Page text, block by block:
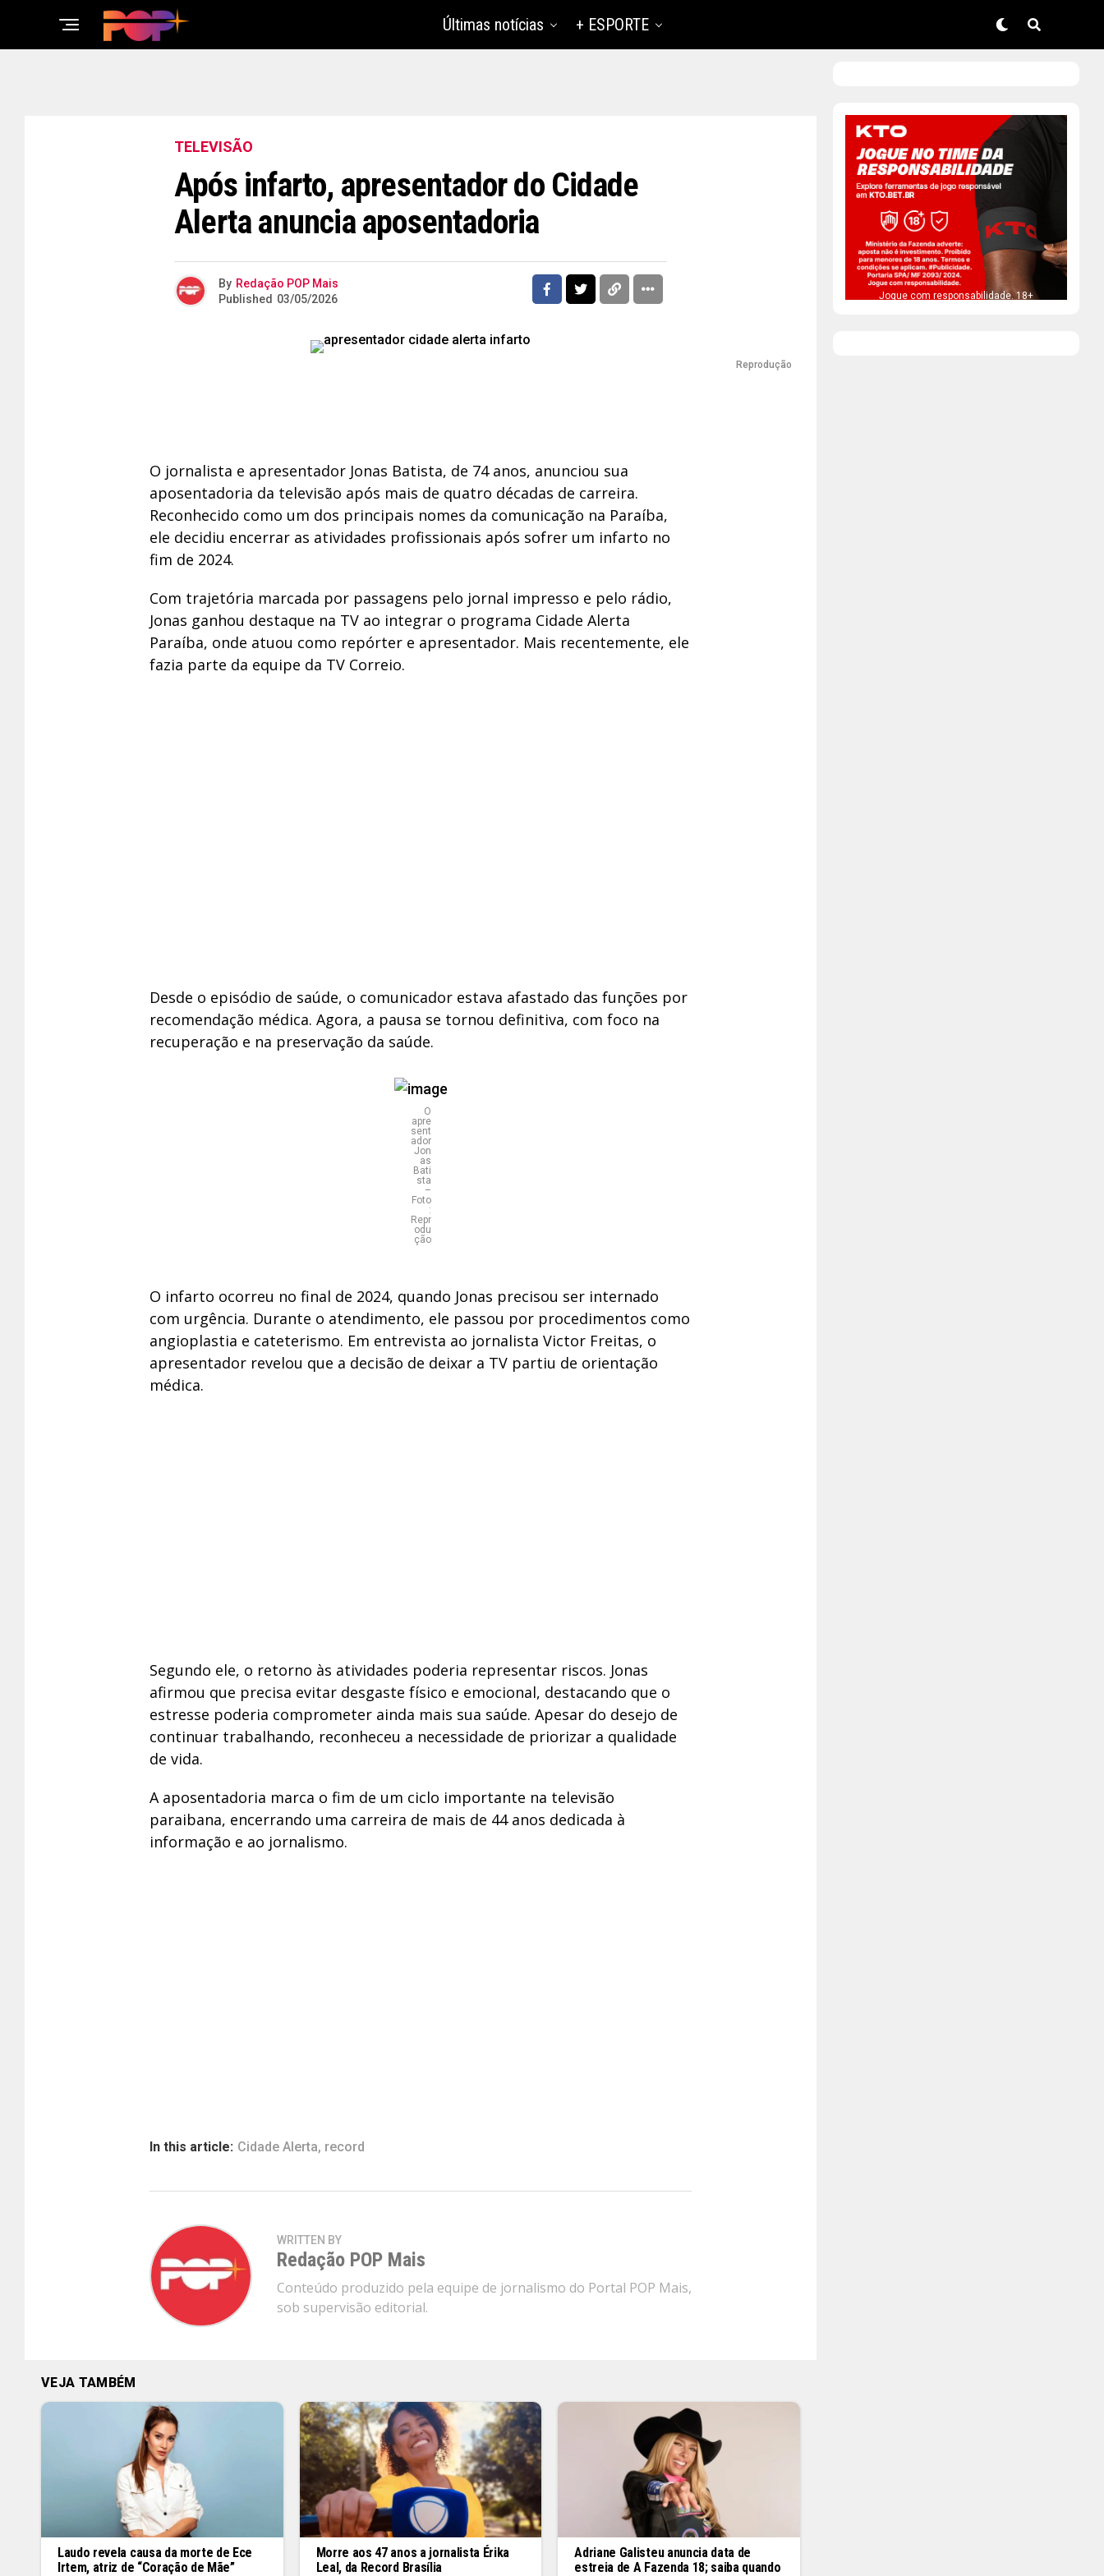
Últimas notícias + ESPORTE
TELEVISÃO
Após infarto, apresentador do Cidade
Alerta anuncia aposentadoria
By Redação POP Mais
Published 03/05/2026
Reprodução
O jornalista e apresentador Jonas Batista, de 74 anos, anunciou sua
aposentadoria da televisão após mais de quatro décadas de carreira.
Reconhecido como um dos principais nomes da comunicação na Paraíba,
ele decidiu encerrar as atividades profissionais após sofrer um infarto no
fim de 2024.
Com trajetória marcada por passagens pelo jornal impresso e pelo rádio,
Jonas ganhou destaque na TV ao integrar o programa Cidade Alerta
Paraíba, onde atuou como repórter e apresentador. Mais recentemente, ele
fazia parte da equipe da TV Correio.
Desde o episódio de saúde, o comunicador estava afastado das funções por
recomendação médica. Agora, a pausa se tornou definitiva, com foco na
recuperação e na preservação da saúde.
O
apre
sent
ador
Jon
as
Bati
sta
–
Foto
:
Repr
odu
ção
O infarto ocorreu no final de 2024, quando Jonas precisou ser internado
com urgência. Durante o atendimento, ele passou por procedimentos como
angioplastia e cateterismo. Em entrevista ao jornalista Victor Freitas, o
apresentador revelou que a decisão de deixar a TV partiu de orientação
médica.
Segundo ele, o retorno às atividades poderia representar riscos. Jonas
afirmou que precisa evitar desgaste físico e emocional, destacando que o
estresse poderia comprometer ainda mais sua saúde. Apesar do desejo de
continuar trabalhando, reconheceu a necessidade de priorizar a qualidade
de vida.
A aposentadoria marca o fim de um ciclo importante na televisão
paraibana, encerrando uma carreira de mais de 44 anos dedicada à
informação e ao jornalismo.
In this article: Cidade Alerta, record
WRITTEN BY
Redação POP Mais
Conteúdo produzido pela equipe de jornalismo do Portal POP Mais,
sob supervisão editorial.
VEJA TAMBÉM
Laudo revela causa da morte de Ece
Irtem, atriz de “Coração de Mãe”
Morre aos 47 anos a jornalista Érika
Leal, da Record Brasília
Adriane Galisteu anuncia data de
estreia de A Fazenda 18; saiba quando
Jogue com responsabilidade. 18+